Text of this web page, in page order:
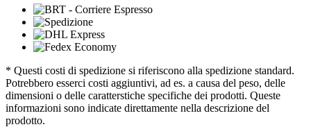
* Questi costi di spedizione si riferiscono alla spedizione standard.
Potrebbero esserci costi aggiuntivi, ad es. a causa del peso, delle
dimensioni o delle caratterstiche specifiche dei prodotti. Queste
informazioni sono indicate direttamente nella descrizione del
prodotto.